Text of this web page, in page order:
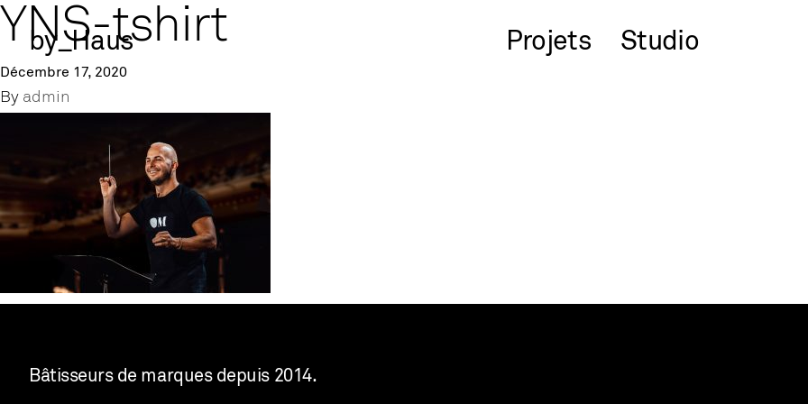
by_Haus Projets Studio
YNS-tshirt
Décembre 17, 2020
By admin
Bâtisseurs de marques depuis 2014.